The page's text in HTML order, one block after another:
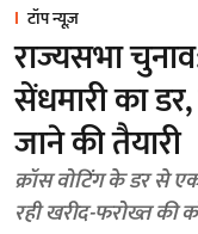
टॉप न्यूज़
राज्यसभा
सेंधमारी का
जाने की तैयारी
क्रॉस वोटिंग के डर से
रही खरीद-फरोख्त की